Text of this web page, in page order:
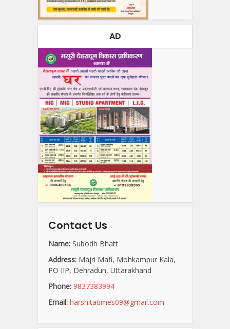
AD
Contact Us
Name: Subodh Bhatt
Address: Majri Mafi, Mohkampur Kala,
PO IIP, Dehradun, Uttarakhand
Phone: 9837383994
Email: harshitatimes09@gmail.com